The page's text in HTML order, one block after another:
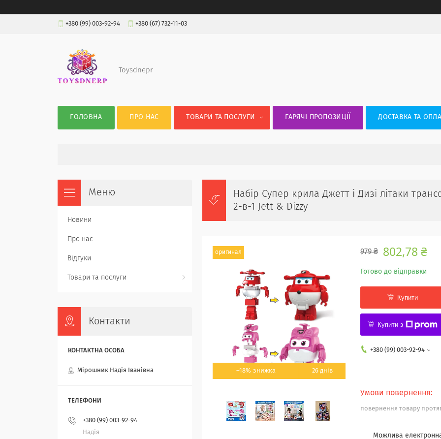
+380 (99) 003-92-94 +380 (67) 732-11-03
Toysdnepr
ГОЛОВНА ПРО НАС ТОВАРИ ТА ПОСЛУГИ ГАРЯЧІ ПРОПОЗИЦІЇ ДОСТАВКА ТА
Набір Супер крила Джетт і Дизі літаки
2-в-1 Jett & Dizzy
–18% 26 днів
оригинал 979 ₴ 802,78 ₴
Готово до відправки
Купити
Купити з
+380 (99) 003-92-94
повернення товару
Новини
Про нас
Відгуки
Товари та послуги
Контакти
Мірошник Надія Іванівна
+380 (99) 003-92-94
Надія